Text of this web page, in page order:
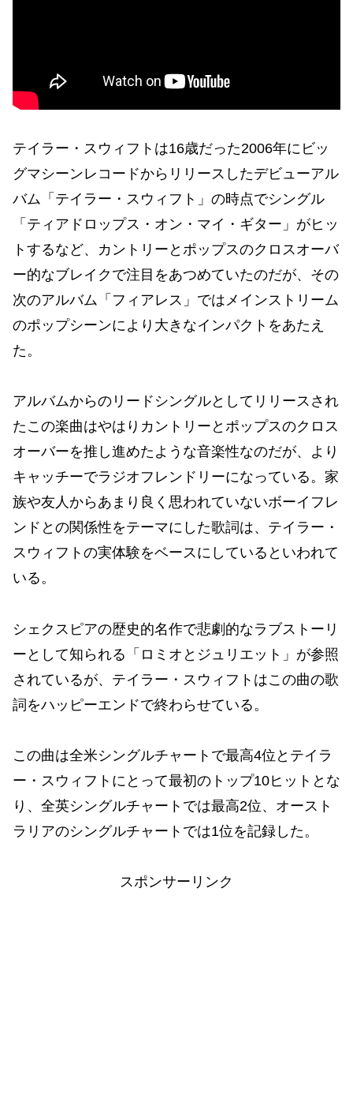
テイラー・スウィフトは16歳だった2006年にビッ
グマシーンレコードからリリースしたデビューアル
バム「テイラー・スウィフト」の時点でシングル
「ティアドロップス・オン・マイ・ギター」がヒッ
トするなど、カントリーとポップスのクロスオーバ
ー的なブレイクで注目をあつめていたのだが、その
次のアルバム「フィアレス」ではメインストリーム
のポップシーンにより大きなインパクトをあたえ
た。
アルバムからのリードシングルとしてリリースされ
たこの楽曲はやはりカントリーとポップスのクロス
オーバーを推し進めたような音楽性なのだが、より
キャッチーでラジオフレンドリーになっている。家
族や友人からあまり良く思われていないボーイフレ
ンドとの関係性をテーマにした歌詞は、テイラー・
スウィフトの実体験をベースにしているといわれて
いる。
シェクスピアの歴史的名作で悲劇的なラブストーリ
ーとして知られる「ロミオとジュリエット」が参照
されているが、テイラー・スウィフトはこの曲の歌
詞をハッピーエンドで終わらせている。
この曲は全米シングルチャートで最高4位とテイラ
ー・スウィフトにとって最初のトップ10ヒットとな
り、全英シングルチャートでは最高2位、オースト
ラリアのシングルチャートでは1位を記録した。
スポンサーリンク